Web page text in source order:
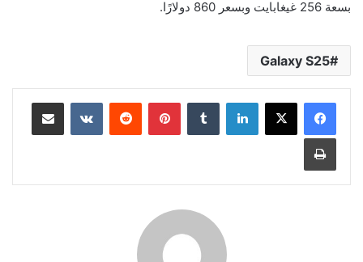
بسعة 256 غيغابايت وبسعر 860 دولارًا.
Galaxy S25
لينكدإن بينتيريست مشاركة عبر البريد
طباعة